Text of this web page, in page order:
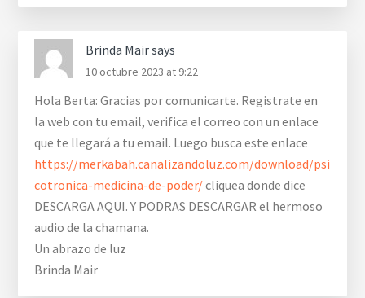
Brinda Mairsays
10 octubre 2023 at 9:22
Hola Berta: Gracias por comunicarte. Registrate en
la web con tu email, verifica el correo con un enlace
que te llegará a tu email. Luego busca este enlace
https://merkabah.canalizandoluz.com/download/psi
cotronica-medicina-de-poder/cliquea donde dice
DESCARGA AQUI. Y PODRAS DESCARGAR el hermoso
audio de la chamana.
Un abrazo de luz
Brinda Mair